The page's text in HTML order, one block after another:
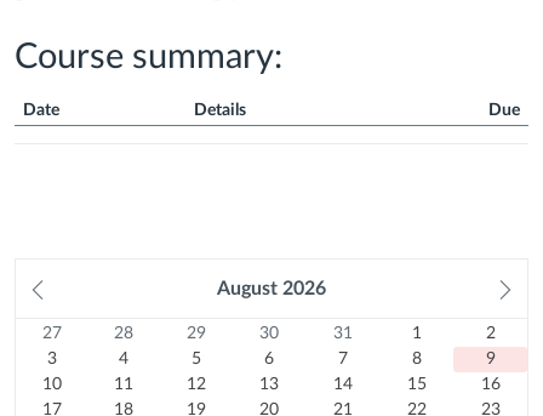
Course summary:
Date Details Due
August 2026
Calendar
Sunday MondayTuesdayWednesdayThursdayFriday
27
July
2026
27
Previous
month
28
July
2026
28
Previous
month
29
July
2026
29
Previous
month
30
July
2026
30
Previous
month
31
July
2026
31
Previous
month
1
August
2026
1
2
August
2026
2
3
August
2026
3
4
August
2026
4
5
August
2026
5
6
August
2026
6
7
August
2026
7
8
August
2026
8
9
August
2026
9
Today
10
August
10
11
August
11
12
August
12
13
August
13
14
August
14
15
August
15
16
August
16
17
17 18
18 19
19 20
20 21
21 22
22 23
23